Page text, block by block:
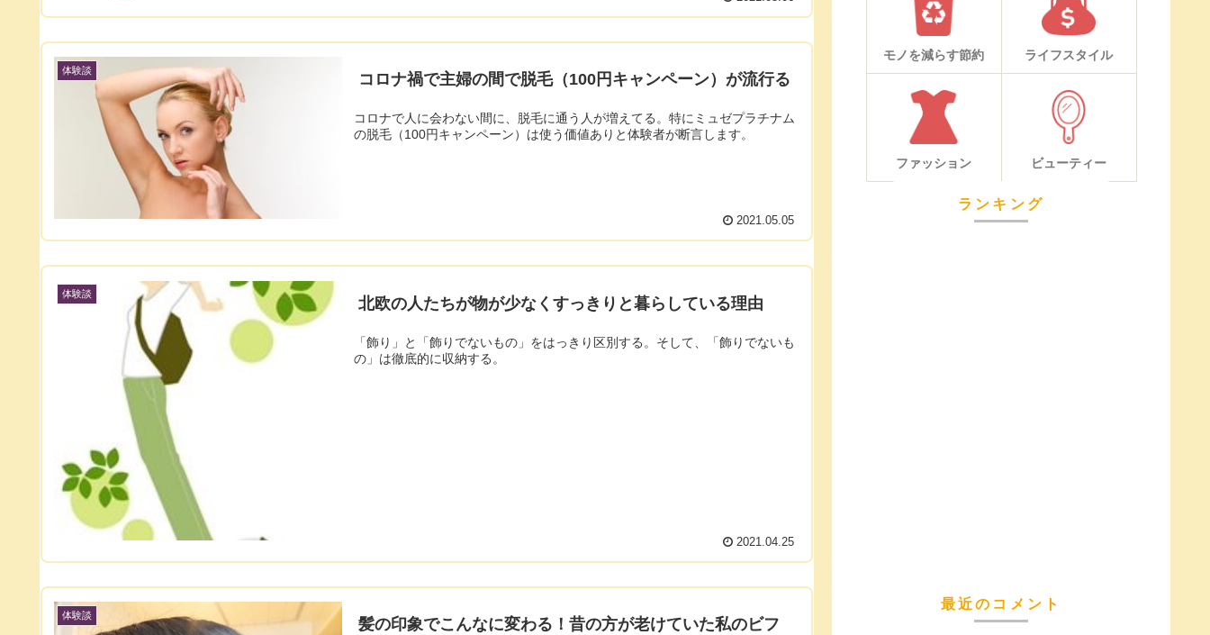
体験談
コロナ禍で主婦の間で脱毛（100円キャンペーン）が流行る
コロナで人に会わない間に、脱毛に通う人が増えてる。特にミュゼプラチナム
の脱毛（100円キャンペーン）は使う価値ありと体験者が断言します。
2021.05.05
体験談
北欧の人たちが物が少なくすっきりと暮らしている理由
「飾り」と「飾りでないもの」をはっきり区別する。そして、「飾りでないも
の」は徹底的に収納する。
2021.04.25
体験談
髪の印象でこんなに変わる！昔の方が老けていた私のビフ
モノを減らす節約 ライフスタイル
ファッション ビューティー
ランキング
最近のコメント